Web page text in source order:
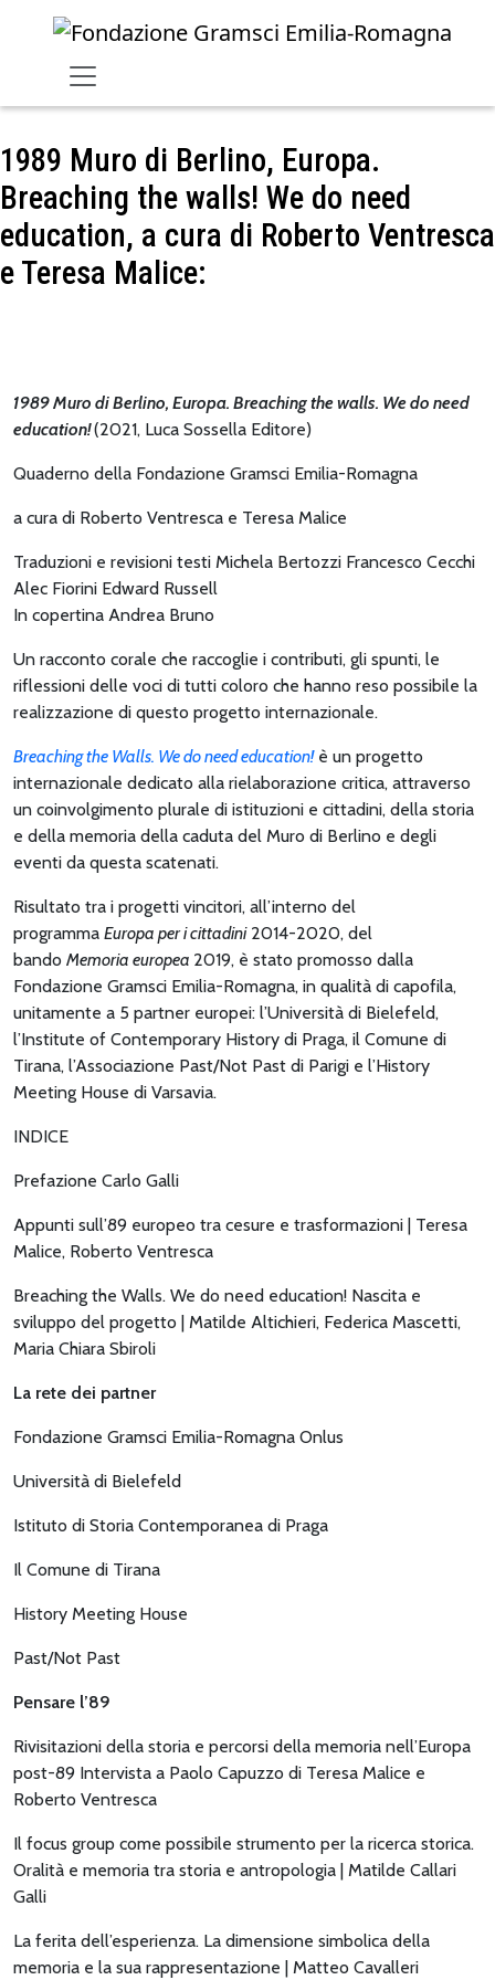
Skip to main content
1989 Muro di Berlino, Europa.
Breaching the walls! We do need
education, a cura di Roberto Ventresca
e Teresa Malice:
1989 Muro di Berlino, Europa. Breaching the walls. We do need
education!(2021, Luca Sossella Editore)
Quaderno della Fondazione Gramsci Emilia-Romagna
a cura di Roberto Ventresca e Teresa Malice
Traduzioni e revisioni testi Michela Bertozzi Francesco Cecchi
Alec Fiorini Edward Russell
In copertina Andrea Bruno
Un racconto corale che raccoglie i contributi, gli spunti, le
riflessioni delle voci di tutti coloro che hanno reso possibile la
realizzazione di questo progetto internazionale.
Breaching the Walls. We do need education!è un progetto
internazionale dedicato alla rielaborazione critica, attraverso
un coinvolgimento plurale di istituzioni e cittadini, della storia
e della memoria della caduta del Muro di Berlino e degli
eventi da questa scatenati.
Risultato tra i progetti vincitori, all’interno del
programma Europa per i cittadini2014-2020, del
bando Memoria europea 2019, è stato promosso dalla
Fondazione Gramsci Emilia-Romagna, in qualità di capofila,
unitamente a 5 partner europei: l’Università di Bielefeld,
l’Institute of Contemporary History di Praga, il Comune di
Tirana, l’Associazione Past/Not Past di Parigi e l’History
Meeting House di Varsavia.
INDICE
Prefazione Carlo Galli
Appunti sull’89 europeo tra cesure e trasformazioni | Teresa
Malice, Roberto Ventresca
Breaching the Walls. We do need education! Nascita e
sviluppo del progetto | Matilde Altichieri, Federica Mascetti,
Maria Chiara Sbiroli
La rete dei partner
Fondazione Gramsci Emilia-Romagna Onlus
Università di Bielefeld
Istituto di Storia Contemporanea di Praga
Il Comune di Tirana
History Meeting House
Past/Not Past
Pensare l’89
Rivisitazioni della storia e percorsi della memoria nell’Europa
post-89 Intervista a Paolo Capuzzo di Teresa Malice e
Roberto Ventresca
Il focus group come possibile strumento per la ricerca storica.
Oralità e memoria tra storia e antropologia | Matilde Callari
Galli
La ferita dell’esperienza. La dimensione simbolica della
memoria e la sua rappresentazione | Matteo Cavalleri